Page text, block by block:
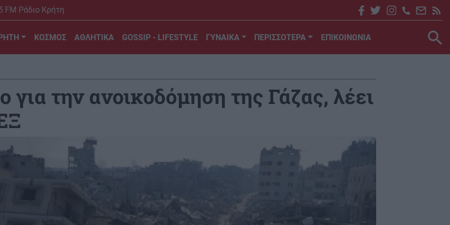
FM Ράδιο Κρήτη
ΚΟΣΜΟΣ ΑΘΛΗΤΙΚΑ GOSSIP - LIFESTYLE ΓΥΝΑΙΚΑ ΠΕΡΙΣΣΟΤΕΡΑ ΕΠΙΚΟΙΝΩΝΙΑ
για την ανοικοδόμηση της Γάζας, λέει